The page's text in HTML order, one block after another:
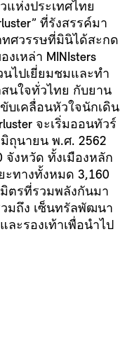
แห่งประเทศไทย
ที่รังสรรค์มา
ทศวรรษที่มินิได้สะกด
เหล่า MINIsters
ไปเยี่ยมชมและทำ
นใจทั่วไทย กับยาน
เคลื่อนหัวใจนักเดิน
จะเริ่มออนทัวร์
ถุนายน พ.ศ. 2562
จังหวัด ทั้งเมืองหลัก
ะทางทั้งหมด 3,160
ตรที่รวมพลังกันมา
วมถึง เซ็นทรัลพัฒนา
ละรองเท้าเพื่อนำไป